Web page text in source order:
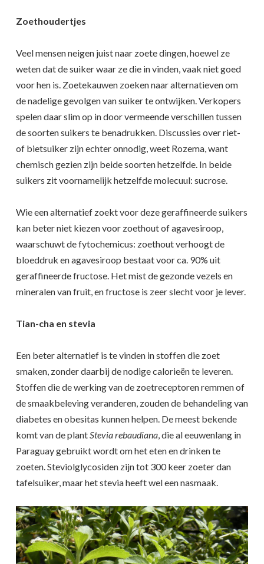
Zoethoudertjes
Veel mensen neigen juist naar zoete dingen, hoewel ze
weten dat de suiker waar ze die in vinden, vaak niet goed
voor hen is. Zoetekauwen zoeken naar alternatieven om
de nadelige gevolgen van suiker te ontwijken. Verkopers
spelen daar slim op in door vermeende verschillen tussen
de soorten suikers te benadrukken. Discussies over riet-
of bietsuiker zijn echter onnodig, weet Rozema, want
chemisch gezien zijn beide soorten hetzelfde. In beide
suikers zit voornamelijk hetzelfde molecuul: sucrose.
Wie een alternatief zoekt voor deze geraffineerde suikers
kan beter niet kiezen voor zoethout of agavesiroop,
waarschuwt de fytochemicus: zoethout verhoogt de
bloeddruk en agavesiroop bestaat voor ca. 90% uit
geraffineerde fructose. Het mist de gezonde vezels en
mineralen van fruit, en fructose is zeer slecht voor je lever.
Tian-cha en stevia
Een beter alternatief is te vinden in stoffen die zoet
smaken, zonder daarbij de nodige calorieën te leveren.
Stoffen die de werking van de zoetreceptoren remmen of
de smaakbeleving veranderen, zouden de behandeling van
diabetes en obesitas kunnen helpen. De meest bekende
komt van de plant Stevia rebaudiana , die al eeuwenlang in
Paraguay gebruikt wordt om het eten en drinken te
zoeten. Steviolglycosiden zijn tot 300 keer zoeter dan
tafelsuiker, maar het stevia heeft wel een nasmaak.